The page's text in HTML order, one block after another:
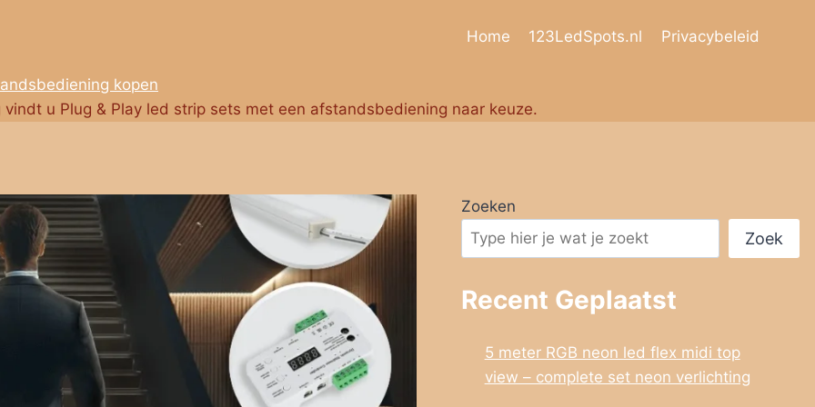
Home 123LedSpots.nl Privacybeleid
kopen
vindt u Plug & Play led strip sets met een afstandsbediening naar keuze.
Zoeken
Zoek
Recent Geplaatst
5 meter RGB neon led flex midi top
view – complete set neon verlichting